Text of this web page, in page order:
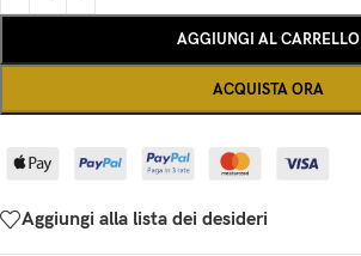
AGGIUNGI AL CARRELLO
ACQUISTA ORA
Aggiungi alla lista dei desideri